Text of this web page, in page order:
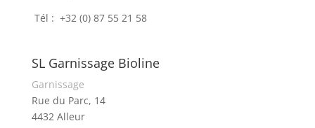
Tél : +32 (0) 87 55 21 58
SL Garnissage Bioline
Garnissage
Rue du Parc, 14
4432 Alleur